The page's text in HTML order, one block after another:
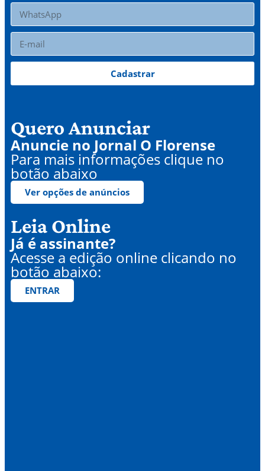
Cadastrar
Quero Anunciar
Anuncie no Jornal O Florense
Para mais informações clique no
botão abaixo
Ver opções de anúncios
Leia Online
Já é assinante?
Acesse a edição online clicando no
botão abaixo:
ENTRAR